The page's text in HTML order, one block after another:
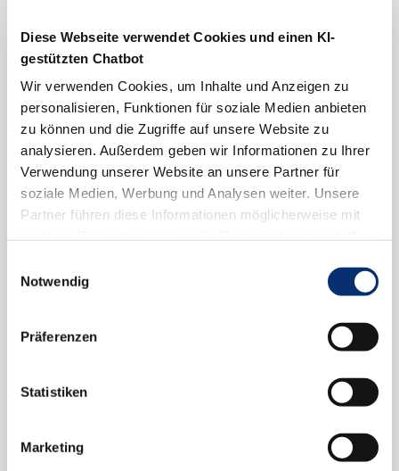
Diese Webseite verwendet Cookies und einen KI-
gestützten Chatbot
Wir verwenden Cookies, um Inhalte und Anzeigen zu
personalisieren, Funktionen für soziale Medien anbieten
zu können und die Zugriffe auf unsere Website zu
analysieren. Außerdem geben wir Informationen zu Ihrer
Verwendung unserer Website an unsere Partner für
soziale Medien, Werbung und Analysen weiter. Unsere
Partner führen diese Informationen möglicherweise mit
gesammelt haben.
Notwendig
Präferenzen
Statistiken
Marketing
Infoveranstaltung zum
Studiengang "Bauen im
Bestand – Bachelor of
Engineering"
Am Donnerstag, 23. Juli 2026, um 17:00
Infoveranstaltung über den Studiengang
Engineering".